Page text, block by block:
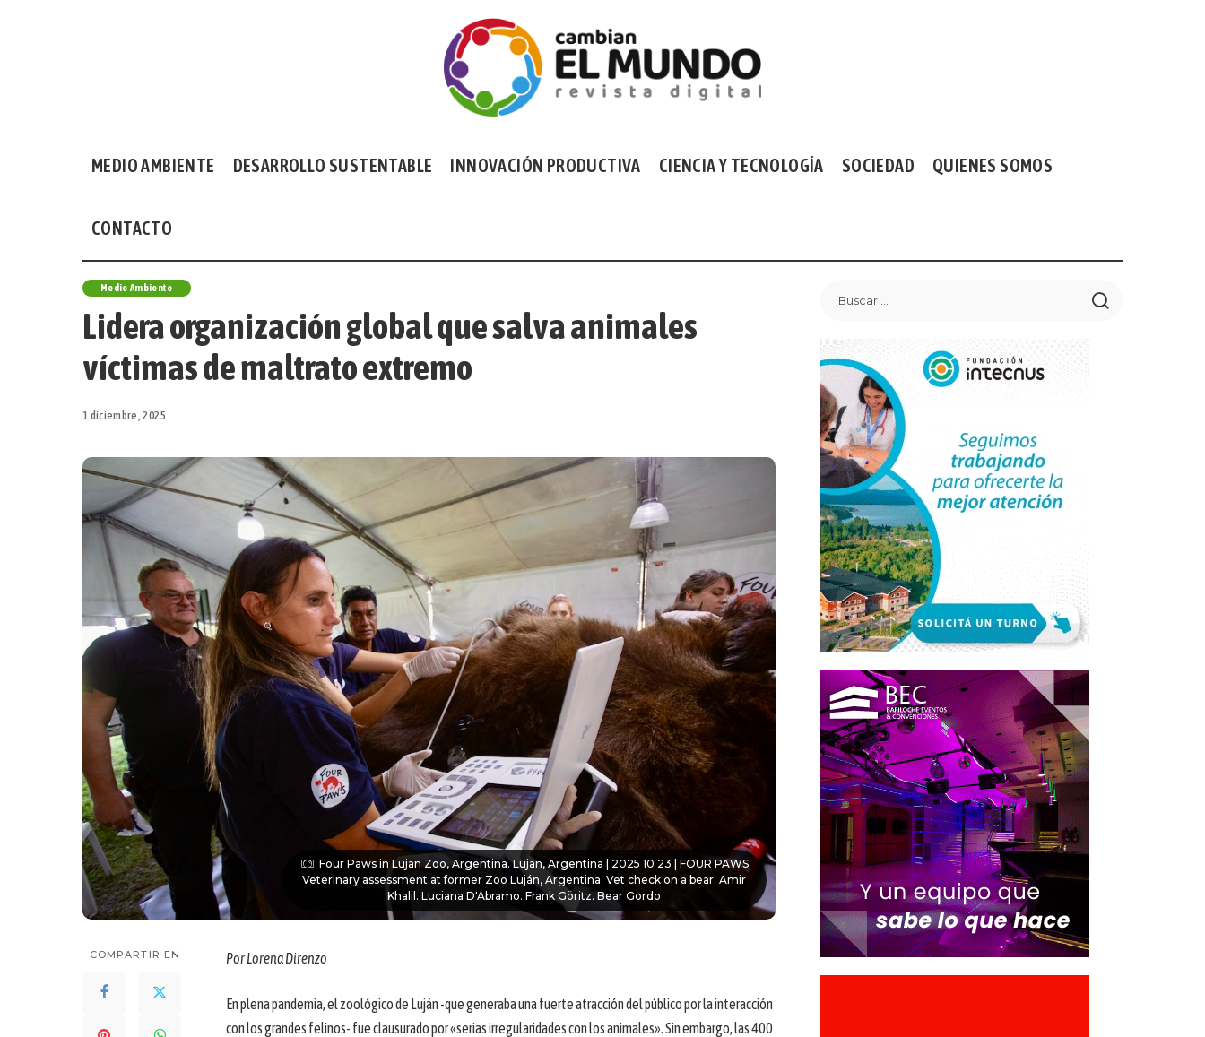
MEDIO AMBIENTE DESARROLLO SUSTENTABLE INNOVACIÓN PRODUCTIVA CIENCIA Y TECNOLOGÍA SOCIEDAD QUIENES SOMOS
CONTACTO
Medio Ambiente
Lidera organización global que salva animales
víctimas de maltrato extremo
1 diciembre, 2025
Four Paws in Lujan Zoo, Argentina. Lujan, Argentina | 2025 10 23 | FOUR PAWS
Veterinary assessment at former Zoo Luján, Argentina. Vet check on a bear. Amir
Khalil. Luciana D'Abramo. Frank Göritz. Bear Gordo
COMPARTIR EN Por Lorena Direnzo
En plena pandemia, el zoológico de Luján -que generaba una fuerte atracción del público por la interacción
con los grandes felinos- fue clausurado por «serias irregularidades con los animales». Sin embargo, las 400